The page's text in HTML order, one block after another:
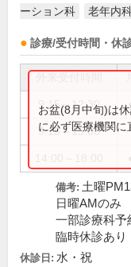
ーション科
老年内
診療/受付時間・休
9:15～12:30
9:15～15:00
お盆(8月中旬)は
に必ず医療機関に
備考: 土曜
日曜AMのみ
一部診療科予
臨時休診あり
休診日: 水・祝